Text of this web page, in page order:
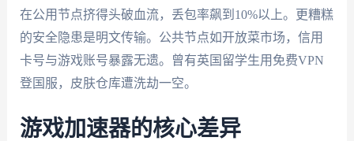
在公用节点挤得头破血流，丢包率飙到10%以上。更糟糕
的安全隐患是明文传输。公共节点如开放菜市场，信用
卡号与游戏账号暴露无遗。曾有英国留学生用免费VPN
登国服，皮肤仓库遭洗劫一空。
游戏加速器的核心差异